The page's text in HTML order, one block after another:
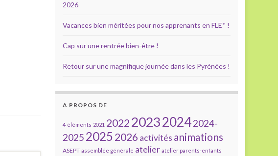
2026
Vacances bien méritées pour nos apprenants en FLE* !
Cap sur une rentrée bien-être !
Retour sur une magnifique journée dans les Pyrénées !
A PROPOS DE
4 éléments 2021 2022202320242024-
2025 20252026 activités animations
ASEPT assemblée générale atelier atelier parents-enfants